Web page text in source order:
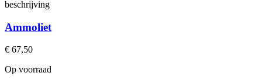
beschrijving
Ammoliet
€ 67,50
Op voorraad